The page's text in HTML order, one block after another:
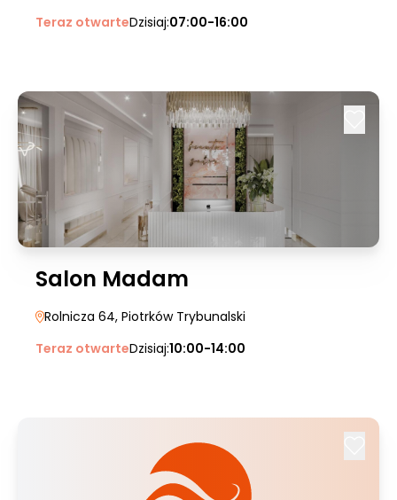
Teraz otwarteDzisiaj:07:00-16:00
Salon Madam
Rolnicza 64, Piotrków Trybunalski
Teraz otwarteDzisiaj:10:00-14:00